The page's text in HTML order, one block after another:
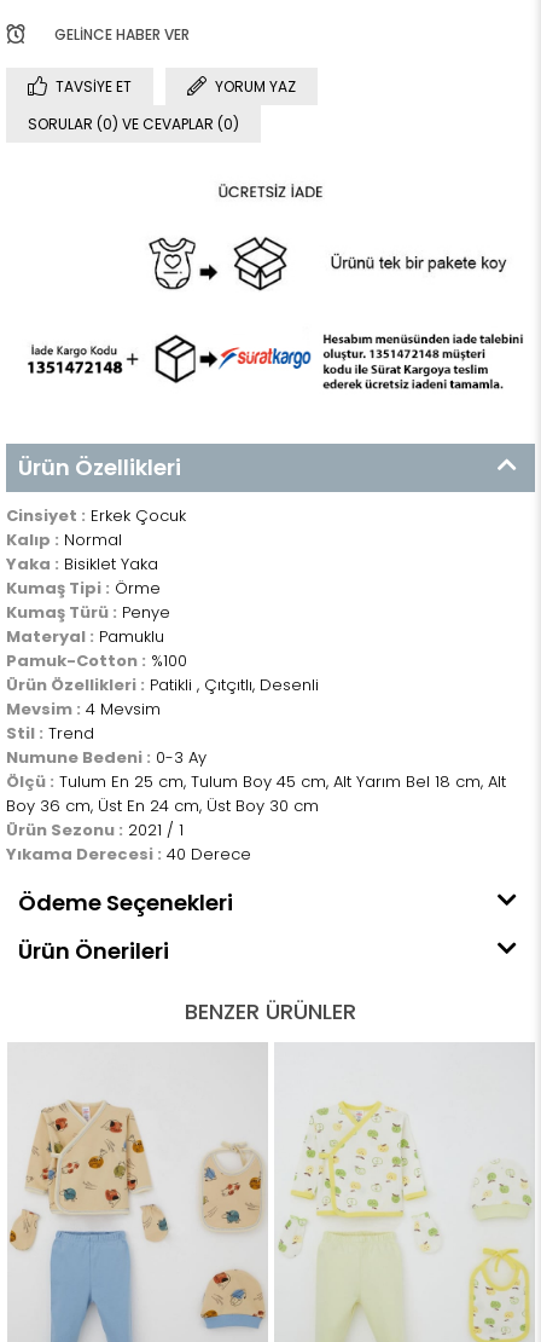
GELINCE HABER VER
TAVSIYE ET
YORUM YAZ
SORULAR (0) VE CEVAPLAR (0)
Ürün Özellikleri
Cinsiyet : Erkek Çocuk
Kalıp : Normal
Yaka : Bisiklet Yaka
Kumaş Tipi : Örme
Kumaş Türü : Penye
Materyal : Pamuklu
Pamuk-Cotton : %100
Ürün Özellikleri : Patikli , Çıtçıtlı, Desenli
Mevsim : 4 Mevsim
Stil : Trend
Numune Bedeni : 0-3 Ay
Ölçü : Tulum En 25 cm, Tulum Boy 45 cm, Alt Yarım Bel 18 cm, Alt
Boy 36 cm, Üst En 24 cm, Üst Boy 30 cm
Ürün Sezonu : 2021 / 1
Yıkama Derecesi : 40 Derece
Ödeme Seçenekleri
Ürün Önerileri
BENZER ÜRÜNLER